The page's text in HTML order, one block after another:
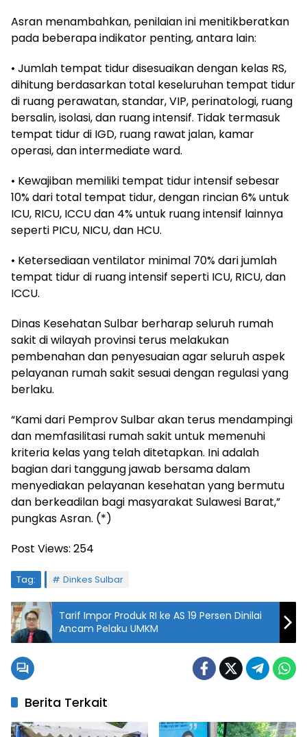
Asran menambahkan, penilaian ini menitikberatkan
pada beberapa indikator penting, antara lain:
• Jumlah tempat tidur disesuaikan dengan kelas RS,
dihitung berdasarkan total keseluruhan tempat tidur
di ruang perawatan, standar, VIP, perinatologi, ruang
bersalin, isolasi, dan ruang intensif. Tidak termasuk
tempat tidur di IGD, ruang rawat jalan, kamar
operasi, dan intermediate ward.
• Kewajiban memiliki tempat tidur intensif sebesar
10% dari total tempat tidur, dengan rincian 6% untuk
ICU, RICU, ICCU dan 4% untuk ruang intensif lainnya
seperti PICU, NICU, dan HCU.
• Ketersediaan ventilator minimal 70% dari jumlah
tempat tidur di ruang intensif seperti ICU, RICU, dan
ICCU.
Dinas Kesehatan Sulbar berharap seluruh rumah
sakit di wilayah provinsi terus melakukan
pembenahan dan penyesuaian agar seluruh aspek
pelayanan rumah sakit sesuai dengan regulasi yang
berlaku.
“Kami dari Pemprov Sulbar akan terus mendampingi
dan memfasilitasi rumah sakit untuk memenuhi
kriteria kelas yang telah ditetapkan. Ini adalah
bagian dari tanggung jawab bersama dalam
menyediakan pelayanan kesehatan yang bermutu
dan berkeadilan bagi masyarakat Sulawesi Barat,”
pungkas Asran. (*)
Post Views: 254
Tag: Dinkes Sulbar
Tarif Impor Produk RI ke AS 19 Persen Dinilai
Ancam Pelaku UMKM
Berita Terkait